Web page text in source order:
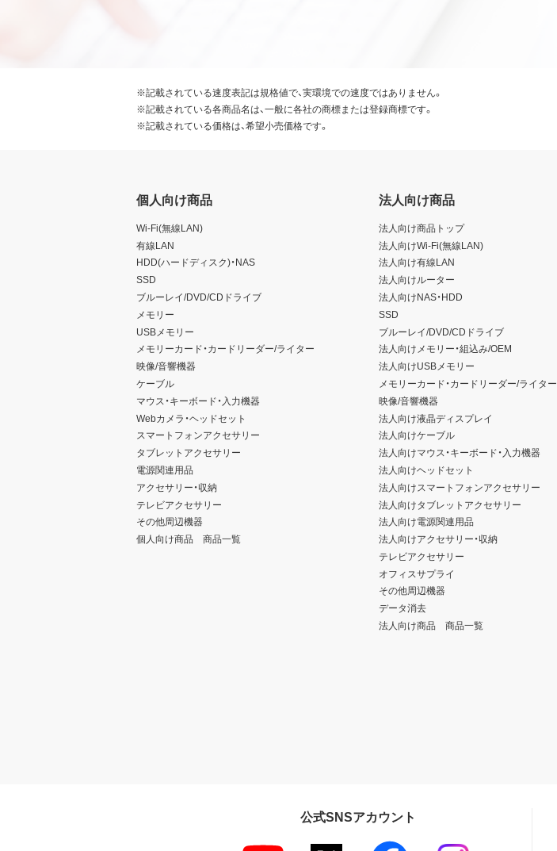
※記載されている速度表記は規格値で、実環境での速度ではありません。
※記載されている各商品名は、一般に各社の商標または登録商標です。
※記載されている価格は、希望小売価格です。
個人向け商品
Wi-Fi(無線LAN)
有線LAN
HDD(ハードディスク)・NAS
SSD
ブルーレイ/DVD/CDドライブ
メモリー
USBメモリー
メモリーカード・カードリーダー/ライター
映像/音響機器
ケーブル
マウス・キーボード・入力機器
Webカメラ・ヘッドセット
スマートフォンアクセサリー
タブレットアクセサリー
電源関連用品
アクセサリー・収納
テレビアクセサリー
その他周辺機器
個人向け商品 商品一覧
法人向け商品
法人向け商品トップ
法人向けWi-Fi(無線LAN)
法人向け有線LAN
法人向けルーター
法人向けNAS・HDD
SSD
ブルーレイ/DVD/CDドライブ
法人向けメモリー・組込み/OEM
法人向けUSBメモリー
メモリーカード・カードリーダー/ライター
映像/音響機器
法人向け液晶ディスプレイ
法人向けケーブル
法人向けマウス・キーボード・入力機器
法人向けヘッドセット
法人向けスマートフォンアクセサリー
法人向けタブレットアクセサリー
法人向け電源関連用品
法人向けアクセサリー・収納
テレビアクセサリー
オフィスサプライ
その他周辺機器
データ消去
法人向け商品 商品一覧
公式SNSアカウント